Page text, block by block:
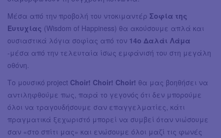
Μέσα από την προβολή του ντοκιμαντέρ Σοφία της
Ευτυχίας (Wisdom of Happiness) θα ακούσουμε απλά και
ουσιαστικά λόγια σοφίας από τον 14ο Δαλάι Λάμα
-μέσα από την τελευταία ίσως εμφάνισή του στη μεγάλη
οθόνη.
Το μουσικό project Choir! Choir! Choir! θα μας βοηθήσει να
αντιληφθούμε πως, παρά το γεγονός ότι δεν μπορούμε
όλοι να τραγουδήσουμε σαν επαγγελματίες, κάτι
πραγματικά ξεχωριστό μπορεί να συμβεί όταν νιώσουμε
σαν «στο σπίτι μας» και ενώσουμε όλοι μαζί τις φωνές